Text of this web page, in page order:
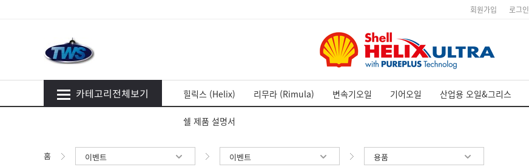
카테고리전체보기
회원가입 로그인
힐릭스 (Helix) 리무라 (Rimula) 변속기오일 기어오일 산업용 오일&그리스
쉘 제품 설명서
홈 이벤트 이벤트 용품